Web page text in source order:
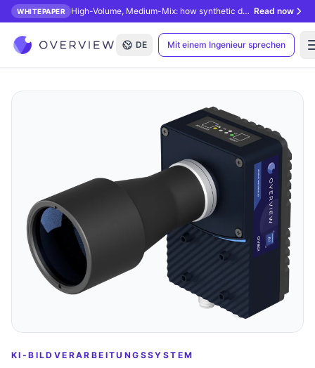
WHITEPAPER High-Volume, Medium-Mix: how synthetic data unlocks AI inspection. Read now
DE Mit einem Ingenieur sprechen
KI-BILDVERARBEITUNGSSYSTEM